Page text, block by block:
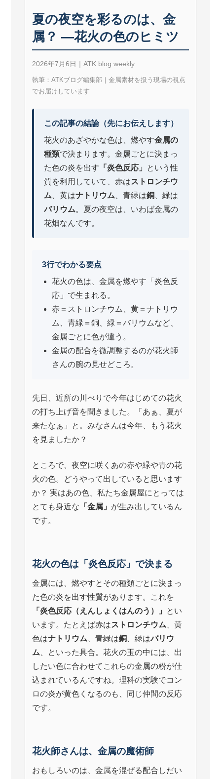
夏の夜空を彩るのは、金
属？ ―花火の色のヒミツ
2026年7月6日｜ATK blog weekly
執筆：ATKブログ編集部｜金属素材を扱う現場の視点
でお届けしています
この記事の結論（先にお伝えします）
花火のあざやかな色は、燃やす金属の
種類で決まります。金属ごとに決まっ
た色の炎を出す 「炎色反応」
という性
質を利用していて、赤はストロンチウ
ム 、黄はナトリウム 、青緑は銅
、緑は
バリウム。夏の夜空は、いわば金属の
花畑なんです。
3行でわかる要点
花火の色は、金属を燃やす「炎色反
応」で生まれる。
赤＝ストロンチウム、黄＝ナトリウ
ム、青緑＝銅、緑＝バリウムなど、
金属ごとに色が違う。
金属の配合を微調整するのが花火師
さんの腕の見せどころ。
先日、近所の川べりで今年はじめての花火
の打ち上げ音を聞きました。「あぁ、夏が
来たなぁ」と。みなさんは今年、もう花火
を見ましたか？
ところで、夜空に咲くあの赤や緑や青の花
火の色。どうやって出していると思います
か？ 実はあの色、私たち金属屋にとっては
とても身近な 「金属」 が生み出しているん
です。
花火の色は「炎色反応」で決まる
金属には、燃やすとその種類ごとに決まっ
た色の炎を出す性質があります。これを
「炎色反応（えんしょくはんのう）」
とい
います。たとえば赤はストロンチウム 、黄
色はナトリウム 、青緑は銅 、緑はバリウ
ム 、といった具合。花火の玉の中には、出
したい色に合わせてこれらの金属の粉が仕
込まれているんですね。理科の実験でコン
ロの炎が黄色くなるのも、同じ仲間の反応
です。
花火師さんは、金属の魔術師
おもしろいのは、金属を混ぜる配合しだい